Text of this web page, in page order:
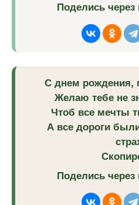
Поделись
С днем рождения,
Желаю тебе не
Чтоб все мечты
А все дороги
Поделись